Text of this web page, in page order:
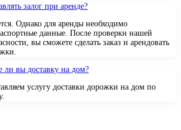
залог при аренде?
Однако для аренды необходимо
данные. После проверки нашей
вы сможете сделать заказ и арендовать
ли вы доставку на дом?
услугу доставки дорожки на дом по